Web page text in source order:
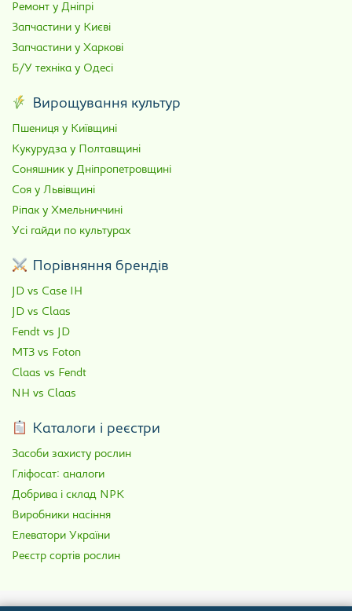
Ремонт у Дніпрі
Запчастини у Києві
Запчастини у Харкові
Б/У техніка у Одесі
Вирощування культур
Пшениця у Київщині
Кукурудза у Полтавщині
Соняшник у Дніпропетровщині
Соя у Львівщині
Ріпак у Хмельниччині
Усі гайди по культурах
Порівняння брендів
JD vs Case IH
JD vs Claas
Fendt vs JD
МТЗ vs Foton
Claas vs Fendt
NH vs Claas
Каталоги і реєстри
Засоби захисту рослин
Гліфосат: аналоги
Добрива і склад NPK
Виробники насіння
Елеватори України
Реєстр сортів рослин